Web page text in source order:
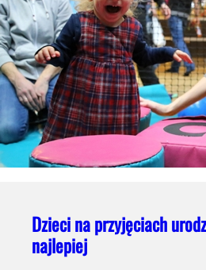
Dzieci na przyjęciach
najlepiej